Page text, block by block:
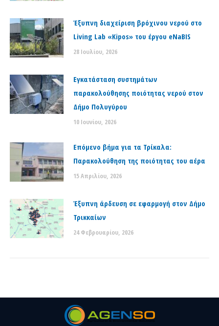
Έξυπνη διαχείριση βρόχινου νερού στο
Living Lab «Kipos» του έργου eNaBIS
28 Ιουλίου, 2026
Εγκατάσταση συστημάτων
παρακολούθησης ποιότητας νερού στον
Δήμο Πολυγύρου
10 Ιουνίου, 2026
Επόμενο βήμα για τα Τρίκαλα:
Παρακολούθηση της ποιότητας του αέρα
15 Απριλίου, 2026
Έξυπνη άρδευση σε εφαρμογή στον Δήμο
Τρικκαίων
24 Φεβρουαρίου, 2026